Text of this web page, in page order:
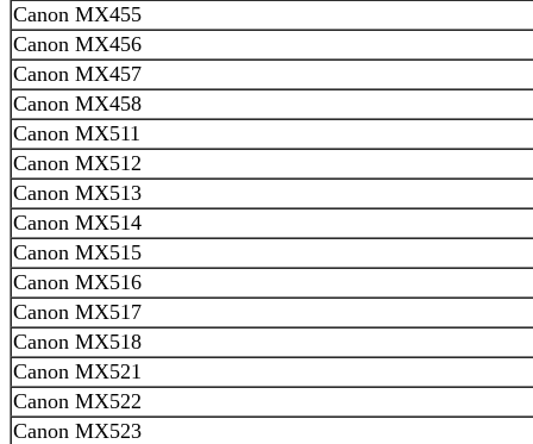
Canon MX455
Canon MX456
Canon MX457
Canon MX458
Canon MX511
Canon MX512
Canon MX513
Canon MX514
Canon MX515
Canon MX516
Canon MX517
Canon MX518
Canon MX521
Canon MX522
Canon MX523